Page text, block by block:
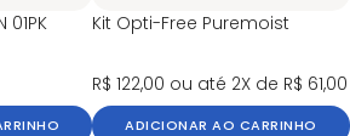
01PK Kit Opti-Free Puremoist
R$ 122,00 ou até 2X de R$ 61,00
ADICIONAR AO CARRINHO